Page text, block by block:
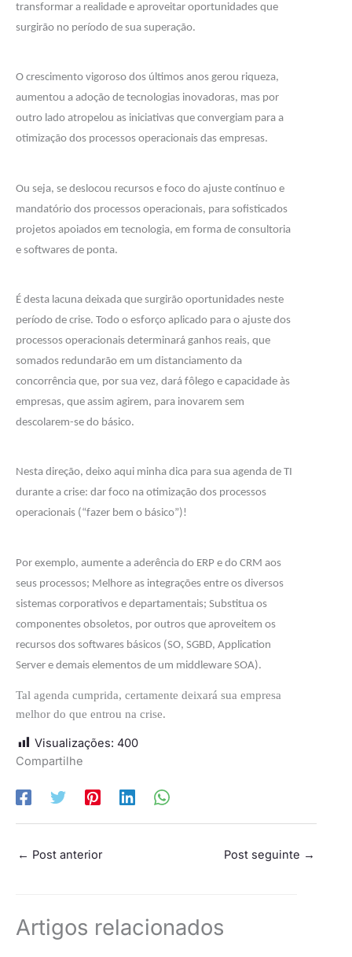
transformar a realidade e aproveitar oportunidades que
surgirão no período de sua superação.
O crescimento vigoroso dos últimos anos gerou riqueza,
aumentou a adoção de tecnologias inovadoras, mas por
outro lado atropelou as iniciativas que convergiam para a
otimização dos processos operacionais das empresas.
Ou seja, se deslocou recursos e foco do ajuste contínuo e
mandatório dos processos operacionais, para sofisticados
projetos apoiados em tecnologia, em forma de consultoria
e softwares de ponta.
É desta lacuna deixada que surgirão oportunidades neste
período de crise. Todo o esforço aplicado para o ajuste dos
processos operacionais determinará ganhos reais, que
somados redundarão em um distanciamento da
concorrência que, por sua vez, dará fôlego e capacidade às
empresas, que assim agirem, para inovarem sem
descolarem-se do básico.
Nesta direção, deixo aqui minha dica para sua agenda de TI
durante a crise: dar foco na otimização dos processos
operacionais (“fazer bem o básico”)!
Por exemplo, aumente a aderência do ERP e do CRM aos
seus processos; Melhore as integrações entre os diversos
sistemas corporativos e departamentais; Substitua os
componentes obsoletos, por outros que aproveitem os
recursos dos softwares básicos (SO, SGBD, Application
Server e demais elementos de um middleware SOA).
Tal agenda cumprida, certamente deixará sua empresa
melhor do que entrou na crise.
Visualizações: 400
Compartilhe
← Post anterior Post seguinte →
Artigos relacionados